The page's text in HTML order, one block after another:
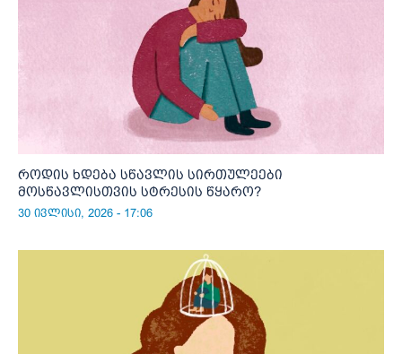
როდის ხდება სწავლის სირთულეები
მოსწავლისთვის სტრესის წყარო?
30 ივლისი, 2026 - 17:06